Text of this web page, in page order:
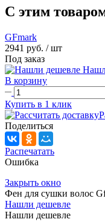
C этим
GFmark
2941 руб. / шт
Под заказ
В корзину
Купить в 1 клик
Поделиться
Распечатать
Ошибка
Закрыть окно
Фен для сушки волос
Нашли дешевле
Нашли дешевле